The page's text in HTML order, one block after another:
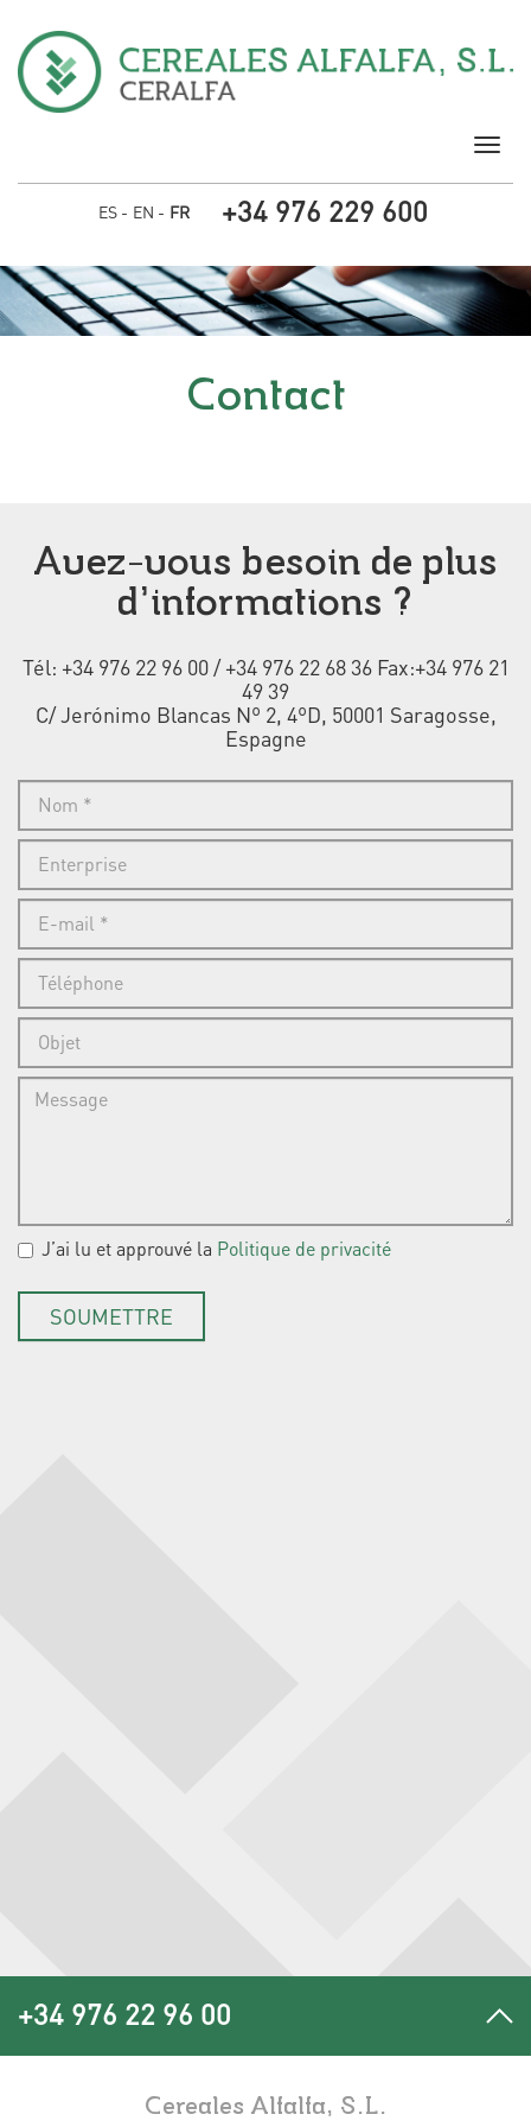
Aller au contenu principal
ES EN FR +34 976 229 600
Contact
Avez-vous besoin de plus
d’informations ?
Tél: +34 976 22 96 00 / +34 976 22 68 36 Fax:+34 976 21
49 39
C/ Jerónimo Blancas Nº 2, 4ºD, 50001 Saragosse,
Espagne
LOPD *
J’ai lu et approuvé la Politique de privacité
SOUMETTRE
+34 976 22 96 00
Cereales Alfalfa, S.L.